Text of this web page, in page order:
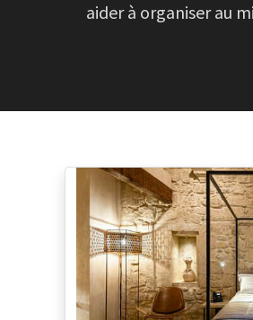
aider à organiser au